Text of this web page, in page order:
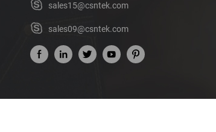
sales15@csntek.com
sales09@csntek.com